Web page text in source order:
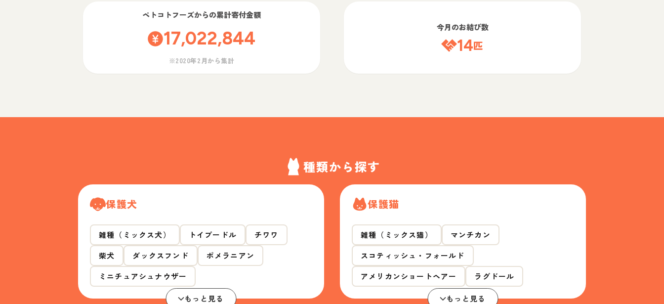
ペトコトフーズからの累計寄付金額
17,022,844
※2020年2月から集計
今月のお結び数
14匹
種類から探す
保護犬
雑種（ミックス犬） トイプードル
チワワ
柴犬
ダックスフンド
ポメラニアン
ミニチュアシュナウザー
もっと見る
保護猫
雑種（ミックス猫）
マンチカン
スコティッシュ・フォールド
アメリカンショートヘアー
ラグドール
もっと見る